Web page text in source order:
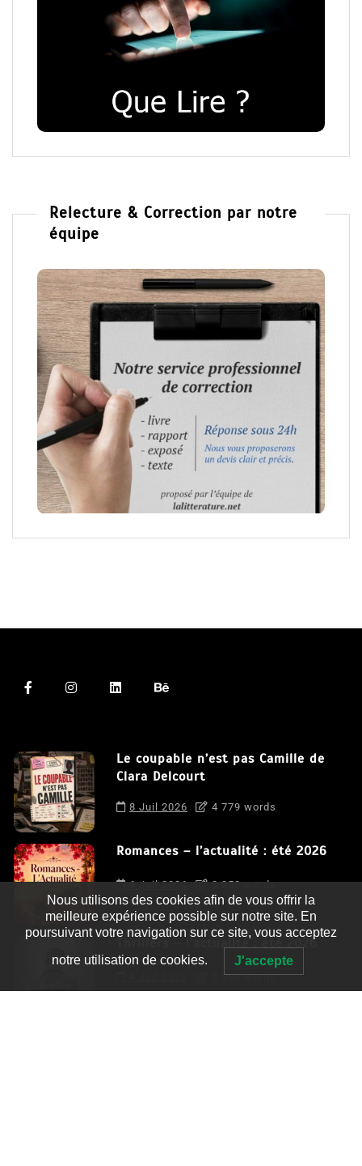
Relecture & Correction par notre
équipe
Le coupable n’est pas Camille de
Clara Delcourt
8 Juil 2026 4 779 words
Romances – l’actualité : été 2026
6 Juil 2026 3 052 words
Thrillers – l’actualité : été 2026
2 995 words
Nous utilisons des cookies afin de vous offrir la
meilleure expérience possible sur notre site. En
poursuivant votre navigation sur ce site, vous acceptez
notre utilisation de cookies. J'accepte